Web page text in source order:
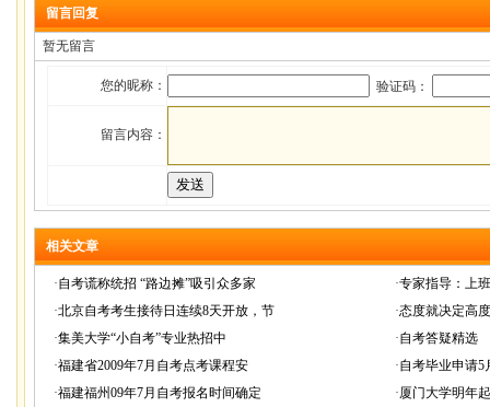
留言回复
暂无留言
您的昵称： 验证码：
留言内容：
相关文章
·自考谎称统招 “路边摊”吸引众多家 ·专家指导：上
·北京自考考生接待日连续8天开放，节 ·态度就决定高
·集美大学“小自考”专业热招中 ·自考答疑精选
·福建省2009年7月自考点考课程安 ·自考毕业申请5
·福建福州09年7月自考报名时间确定 ·厦门大学明年